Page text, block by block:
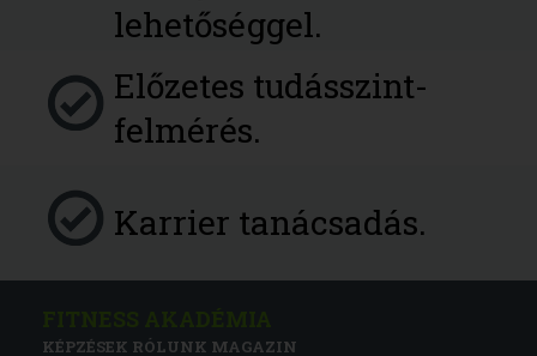
lehetőséggel.
Előzetes tudásszint-
felmérés.
Karrier tanácsadás.
KÉPZÉSEK RÓLUNK MAGAZIN